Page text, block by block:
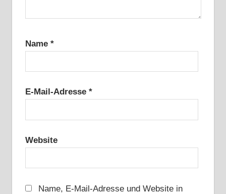
Name *
E-Mail-Adresse *
Website
Name, E-Mail-Adresse und Website in